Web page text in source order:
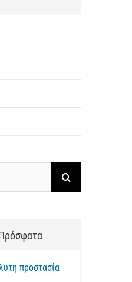
προστασία